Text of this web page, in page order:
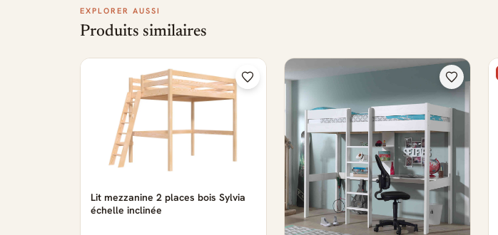
EXPLORER AUSSI
Produits similaires
Lit mezzanine 2 places bois Sylvia
échelle inclinée